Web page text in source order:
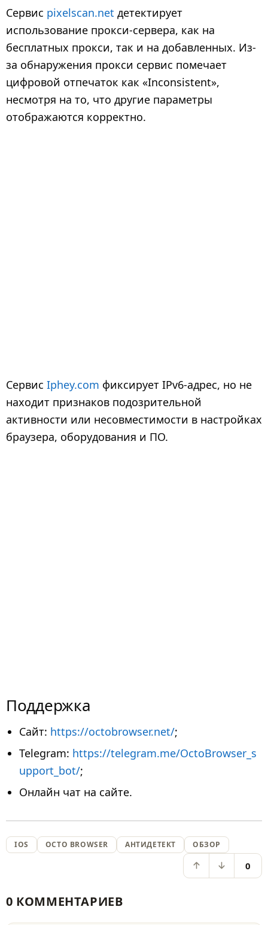
Бот —
Статус
100% (Your
disguise)
Сервис pixelscan.net детектирует
использование прокси-сервера, как на
бесплатных прокси, так и на добавленных. Из-
за обнаружения прокси сервис помечает
цифровой отпечаток как «Inconsistent»,
несмотря на то, что другие параметры
отображаются корректно.
Сервис Iphey.com фиксирует IPv6-адрес, но не
находит признаков подозрительной
активности или несовместимости в настройках
браузера, оборудования и ПО.
Поддержка
Сайт: https://octobrowser.net/;
Telegram: https://telegram.me/OctoBrowser_s
upport_bot/;
Онлайн чат на сайте.
IOS OCTO BROWSER АНТИДЕТЕКТ ОБЗОР
0
0 КОММЕНТАРИЕВ